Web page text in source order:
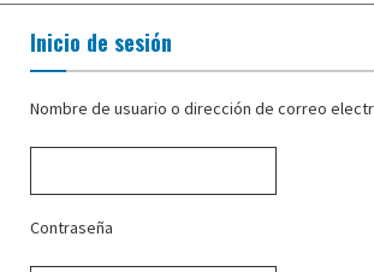
Inicio de sesión
Nombre de usuario o dirección de correo
Contraseña